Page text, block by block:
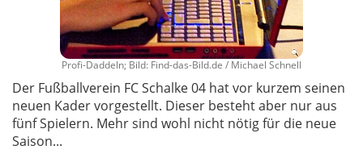
Profi-Daddeln; Bild: Find-das-Bild.de / Michael Schnell
Der Fußballverein FC Schalke 04 hat vor kurzem seinen
neuen Kader vorgestellt. Dieser besteht aber nur aus
fünf Spielern. Mehr sind wohl nicht nötig für die neue
Saison...